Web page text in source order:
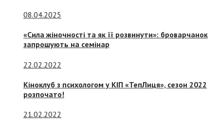
08.04.2025
«Сила жіночності та як її розвинути»: броварчанок
запрошують на семінар
22.02.2022
Кіноклуб з психологом у КІП «ТепЛиця», сезон 2022
розпочато!
21.02.2022